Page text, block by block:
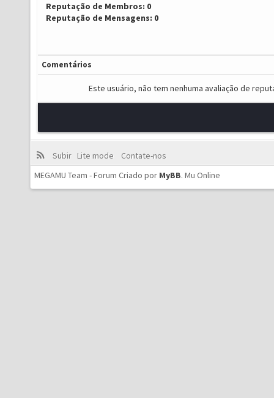
Reputação de Membros: 0
Reputação de Mensagens: 0
Comentários
Este usuário, não tem nenhuma avaliação de
Subir Lite mode
Contate-nos
MEGAMU Team - Forum Criado por MyBB. Mu Online